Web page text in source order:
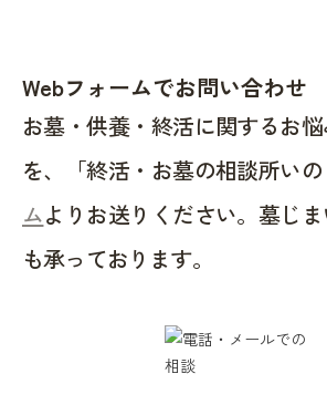
Webフォームでお問い合わせ
お墓・供養・終活に関するお
を、「終活・お墓の相談所い
ムよりお送りください。墓じ
も承っております。